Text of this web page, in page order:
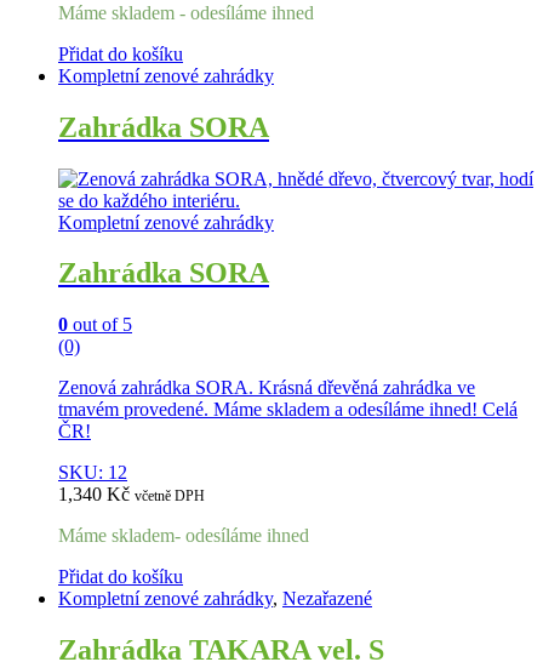
Máme skladem - odesíláme ihned
Přidat do košíku
Kompletní zenové zahrádky
Zahrádka SORA
Kompletní zenové zahrádky
Zahrádka SORA
0 out of 5
(0)
Zenová zahrádka SORA. Krásná dřevěná zahrádka ve
tmavém provedené. Máme skladem a odesíláme ihned! Celá
ČR!
SKU: 12
1,340 Kč včetně DPH
Máme skladem- odesíláme ihned
Přidat do košíku
Kompletní zenové zahrádky, Nezařazené
Zahrádka TAKARA vel. S